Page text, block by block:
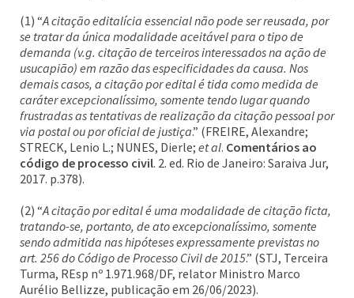
(1) “A citação editalícia essencial não pode ser reusada, por
se tratar da única modalidade aceitável para o tipo de
demanda (v.g. citação de terceiros interessados na ação de
usucapião) em razão das especificidades da causa. Nos
demais casos, a citação por edital é tida como medida de
caráter excepcionalíssimo, somente tendo lugar quando
frustradas as tentativas de realização da citação pessoal por
via postal ou por oficial de justiça.” (FREIRE, Alexandre;
STRECK, Lenio L.; NUNES, Dierle; et al. Comentários ao
código de processo civil. 2. ed. Rio de Janeiro: Saraiva Jur,
2017. p.378).
(2) “A citação por edital é uma modalidade de citação ficta,
tratando-se, portanto, de ato excepcionalíssimo, somente
sendo admitida nas hipóteses expressamente previstas no
art. 256 do Código de Processo Civil de 2015.” (STJ, Terceira
Turma, REsp nº 1.971.968/DF, relator Ministro Marco
Aurélio Bellizze, publicação em 26/06/2023).